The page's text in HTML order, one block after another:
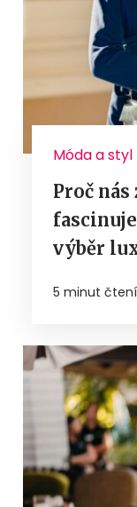
Móda a styl
Proč
výběr
5 minut čtení